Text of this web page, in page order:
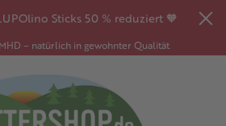
Sticks 50 % reduziert 🧡
– natürlich in gewohnter Qualität